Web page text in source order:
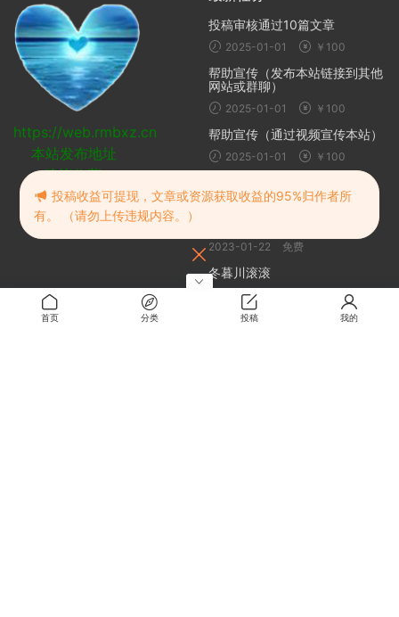
https://web.rmbxz.cn
本站发布地址
建议收藏
投稿审核通过10篇文章
2025-01-01 ￥100
帮助宣传（发布本站链接到其他
网站或群聊）
2025-01-01 ￥100
帮助宣传（通过视频宣传本站）
2025-01-01 ￥100
随机推荐
2023-01-22 免费
冬暮川滚滚
2026-04-30
兽耳娘奴隶
首页 分类 投稿 我的
投稿收益可提现，文章或资源获取收益的95%归作者所
有。 （请勿上传违规内容。）